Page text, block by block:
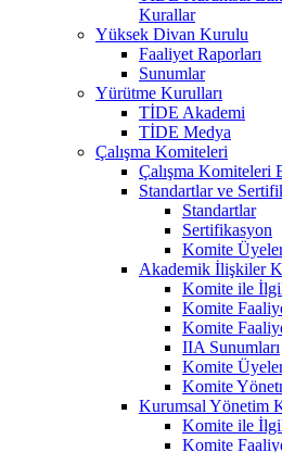
Kurallar
Yüksek Divan Kurulu
Faaliyet Raporları
Sunumlar
Yürütme Kurulları
TİDE Akademi
TİDE Medya
Çalışma Komiteleri
Çalışma Komiteleri
Standartlar ve
Standartlar
Sertifikasyon
Komite
Akademik İlişkiler
Komite ile
Komite
Komite
IIA Sunumları
Komite
Komite
Kurumsal Yönetim
Komite ile
Komite